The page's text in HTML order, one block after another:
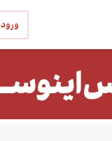
ورود